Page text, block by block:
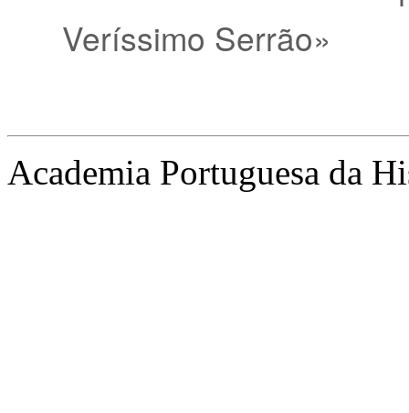
Veríssimo Serrão»
Academia Portuguesa da